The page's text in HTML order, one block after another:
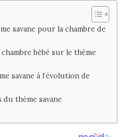
savane pour la chambre de
bébé sur le thème
savane à l’évolution de
thème savane